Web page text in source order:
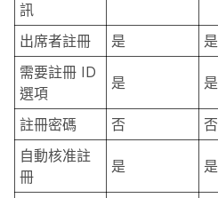
訊
出席者註冊 是 是
需要註冊 ID
選項
是 是
註冊密碼 否 否
自動核准註
冊
是 是